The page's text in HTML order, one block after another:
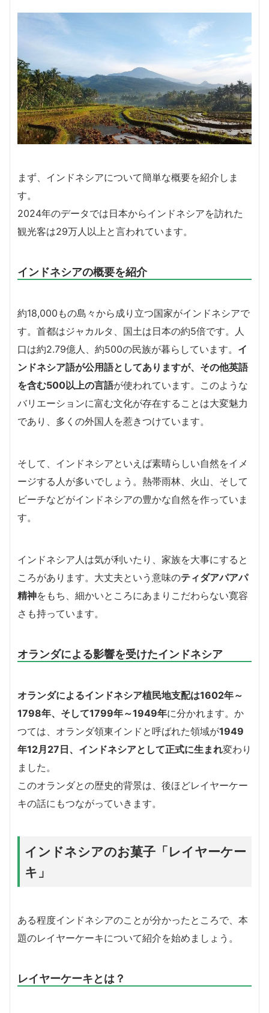
まず、インドネシアについて簡単な概要を紹介しま
す。
2024年のデータでは日本からインドネシアを訪れた
観光客は29万人以上と言われています。
インドネシアの概要を紹介
約18,000もの島々から成り立つ国家がインドネシアで
す。首都はジャカルタ、国土は日本の約5倍です。人
口は約2.79億人、約500の民族が暮らしています。 イ
ンドネシア語が公用語としてありますが、その他英語
を含む500以上の言語が使われています。このような
バリエーションに富む文化が存在することは大変魅力
であり、多くの外国人を惹きつけています。
そして、インドネシアといえば素晴らしい自然をイメ
ージする人が多いでしょう。熱帯雨林、火山、そして
ビーチなどがインドネシアの豊かな自然を作っていま
す。
インドネシア人は気が利いたり、家族を大事にすると
ころがあります。大丈夫という意味のティダアパアパ
精神をもち、細かいところにあまりこだわらない寛容
さも持っています。
オランダによる影響を受けたインドネシア
オランダによるインドネシア植民地支配は1602年～
1798年、そして1799年～1949年に分かれます。か
つては、オランダ領東インドと呼ばれた領域が1949
年12月27日、インドネシアとして正式に生まれ変わり
ました。
このオランダとの歴史的背景は、後ほどレイヤーケー
キの話にもつながっていきます。
インドネシアのお菓子「レイヤーケー
キ」
ある程度インドネシアのことが分かったところで、本
題のレイヤーケーキについて紹介を始めましょう。
レイヤーケーキとは？